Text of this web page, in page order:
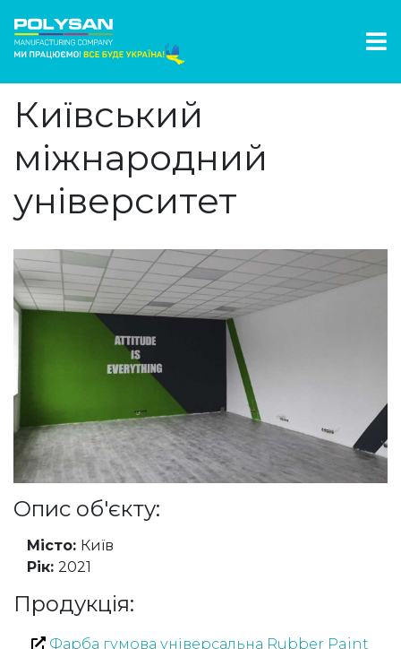
Київський
міжнародний
університет
Опис об'єкту:
Місто: Київ
Рік: 2021
Продукція:
Фарба гумова універсальна Rubber Paint